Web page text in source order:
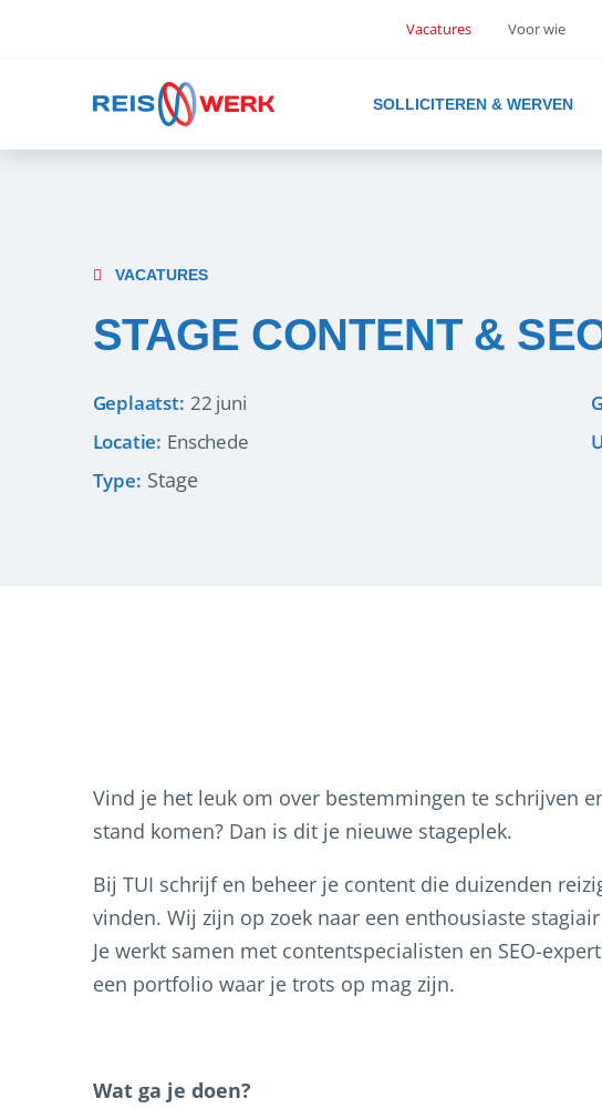
Vacatures Voor wie
SOLLICITEREN & WERVEN
VACATURES
STAGE CONTENT &
Geplaatst: 22 juni
Locatie: Enschede
Type: Stage
Vind je het leuk om over bestemmingen te schrijven
stand komen? Dan is dit je nieuwe stageplek.
Bij TUI schrijf en beheer je content die duizenden
vinden. Wij zijn op zoek naar een enthousiaste
Je werkt samen met contentspecialisten en SEO-
een portfolio waar je trots op mag zijn.
Wat ga je doen?